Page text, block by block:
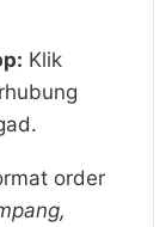
Klik
order